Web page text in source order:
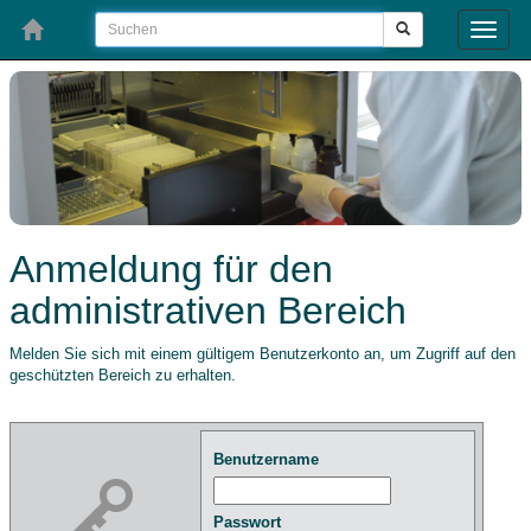
Toggle
Anmeldung für den
administrativen Bereich
Melden Sie sich mit einem gültigem Benutzerkonto an, um Zugriff auf den
geschützten Bereich zu erhalten.
Benutzername
Passwort